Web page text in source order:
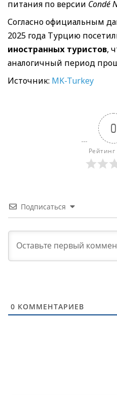
питания по версии Condé
Согласно официальным
2025 года Турцию
иностранных туристов,
аналогичный период
Источник: MK-Turkey
0
Рейтинг
Подписаться
0 КОММЕНТАРИЕВ